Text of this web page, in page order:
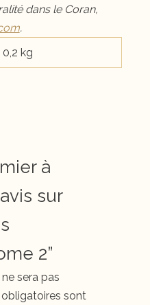
dans le Coran,
.
0,2 kg
à
sur
2”
sera pas
sont